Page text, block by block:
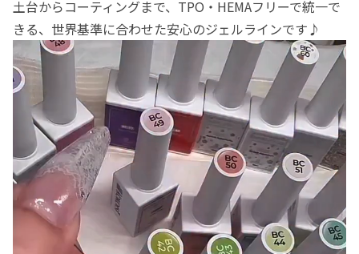
土台からコーティングまで、TPO・HEMAフリーで統一で
きる、世界基準に合わせた安心のジェルラインです♪